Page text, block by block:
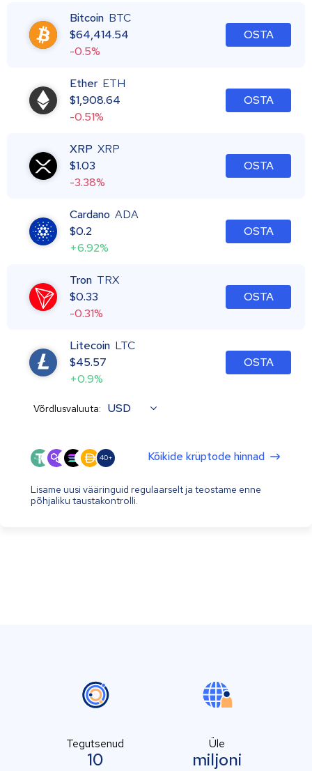
Bitcoin BTC
$64,414.54
-0.5%
OSTA
Ether ETH
$1,908.64
-0.51%
OSTA
XRP XRP
$1.03
-3.38%
OSTA
Cardano ADA
$0.2
+6.92%
OSTA
Tron TRX
$0.33
-0.31%
OSTA
Litecoin LTC
$45.57
+0.9%
OSTA
Võrdlusvaluuta: USD
40+ Kõikide krüptode hinnad
Lisame uusi vääringuid regulaarselt ja teostame enne
põhjaliku taustakontrolli.
Tegutsenud
10
Üle
miljoni